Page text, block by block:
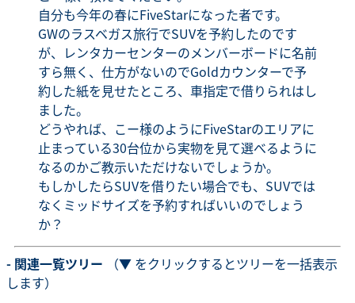
自分も今年の春にFiveStarになった者です。
GWのラスベガス旅行でSUVを予約したのです
が、レンタカーセンターのメンバーボードに名前
すら無く、仕方がないのでGoldカウンターで予
約した紙を見せたところ、車指定で借りられはし
ました。
どうやれば、こー様のようにFiveStarのエリアに
止まっている30台位から実物を見て選べるように
なるのかご教示いただけないでしょうか。
もしかしたらSUVを借りたい場合でも、SUVでは
なくミッドサイズを予約すればいいのでしょう
か？
- 関連一覧ツリー （▼ をクリックするとツリーを一括表示
します）